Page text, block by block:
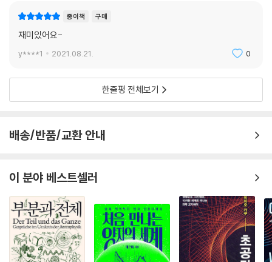
시작부터 뉴턴에 맞서 도전한 이단아였고 아인슈타인과도 혈투를 벌이면
서 성장한 양자물리학. 인류가 정보화 시대로 들어서는 데 가장 큰 공을 세
운 것이 바로 양자 기술이다.
리처드 파인만은 “누구도 진정으로 양자역학을 이해하지는 못했다.”고 말
그런데 왜 양자역학을 알아야하지?
없지만, 매우 유용한 이론임에는 틀림없다.
양자역학이 없으면, 레이저도 스마트폰도 컴퓨터도 항법위성도 없다.
양자역학이 없으면, 전자현미경도 원자시계도 핵자기 공명(NMR)도 없
다.
양자역학이 없으면, 양자컴퓨터와 양자통신은 더더욱 있을 수 없다.
종이책 구매
재미있어요-
y****1 2021.08.21. 0
한줄평 전체보기
배송/반품/교환 안내
이 분야 베스트셀러